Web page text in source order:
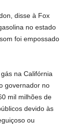
disse à Fox
no estado
foi empossado
na Califórnia
governador no
mil milhões de
devido às
ou